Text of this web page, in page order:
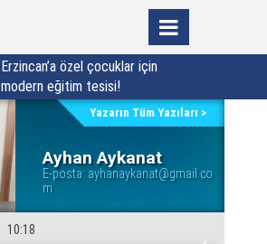
Erzincan’a özel çocuklar için
modern eğitim tesisi!
Ayhan Aykanat
E-posta: ayhanaykanat@gmail.co
m
Yazarın Tüm Yazıları >
10:18